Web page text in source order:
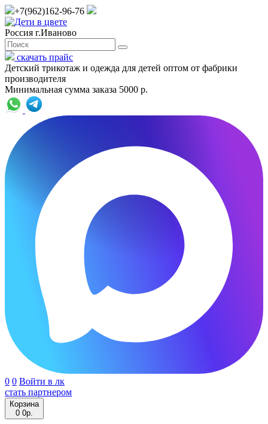
+7(962)162-96-76
Россия г.Иваново
скачать прайс
Детский трикотаж и одежда для детей оптом от фабрики
производителя
Минимальная сумма заказа 5000 р.
0 0 Войти в лк
стать партнером
Корзина
0 0р.